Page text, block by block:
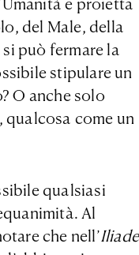
e proietta
del Male, della
può fermare la
stipulare un
O anche solo
qualcosa come un
qualsiasi
Al
che nell’Iliade